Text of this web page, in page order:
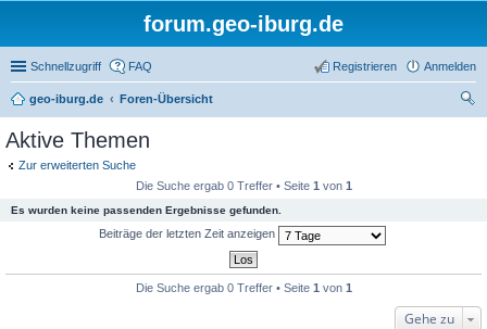
forum.geo-iburg.de
Schnellzugriff FAQ Anmelden
Registrieren
geo-iburg.de
Foren-Übersicht
Aktive Themen
Zur erweiterten Suche
Die Suche ergab 0 Treffer • Seite 1 von 1
Es wurden keine passenden Ergebnisse gefunden.
Beiträge der letzten Zeit anzeigen
Die Suche ergab 0 Treffer • Seite 1 von 1
Gehe zu